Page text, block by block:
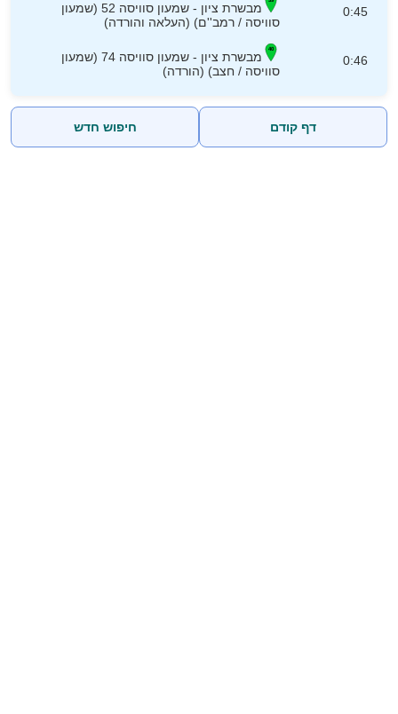
0:45
מבשרת ציון - שמעון סוויסה 52 (שמעון
סוויסה / רמב''ם) (העלאה והורדה)
0:46
מבשרת ציון - שמעון סוויסה 74 (שמעון
סוויסה / חצב) (הורדה)
דף קודם חיפוש חדש